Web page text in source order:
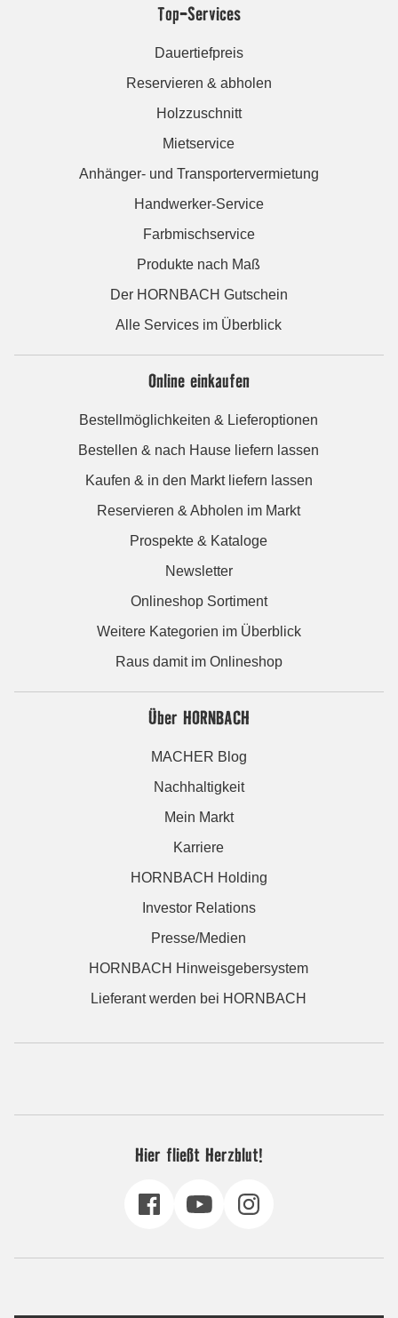
Top-Services
Dauertiefpreis
Reservieren & abholen
Holzzuschnitt
Mietservice
Anhänger- und Transportervermietung
Handwerker-Service
Farbmischservice
Produkte nach Maß
Der HORNBACH Gutschein
Alle Services im Überblick
Online einkaufen
Bestellmöglichkeiten & Lieferoptionen
Bestellen & nach Hause liefern lassen
Kaufen & in den Markt liefern lassen
Reservieren & Abholen im Markt
Prospekte & Kataloge
Newsletter
Onlineshop Sortiment
Weitere Kategorien im Überblick
Raus damit im Onlineshop
Über HORNBACH
MACHER Blog
Nachhaltigkeit
Mein Markt
Karriere
HORNBACH Holding
Investor Relations
Presse/Medien
HORNBACH Hinweisgebersystem
Lieferant werden bei HORNBACH
Hier fließt Herzblut!